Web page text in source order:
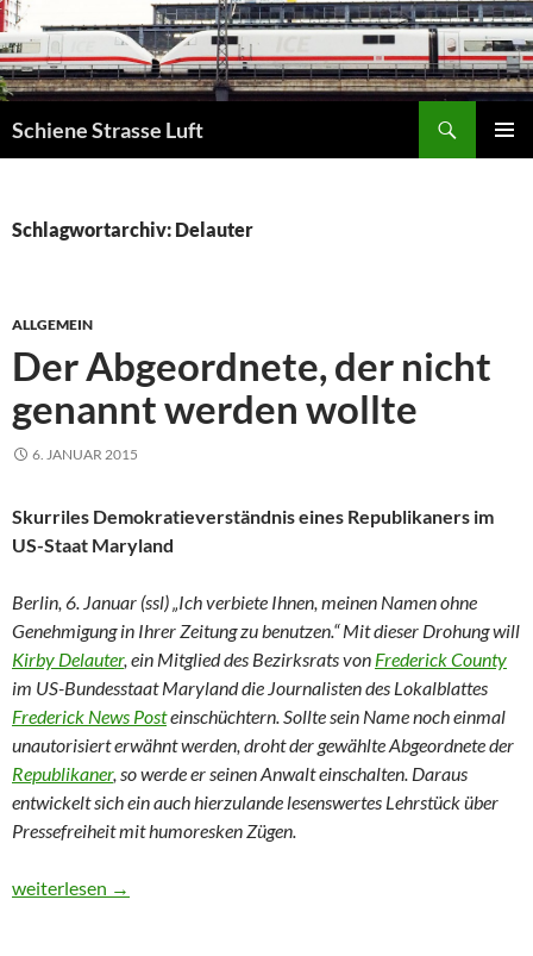
Zum
Inhalt
springen
Schiene Strasse Luft
Schlagwortarchiv: Delauter
ALLGEMEIN
Der Abgeordnete, der nicht
genannt werden wollte
6. JANUAR 2015
Skurriles Demokratieverständnis eines Republikaners im
US-Staat Maryland
Berlin, 6. Januar (ssl) „Ich verbiete Ihnen, meinen Namen ohne
Genehmigung in Ihrer Zeitung zu benutzen.“ Mit dieser Drohung will
Kirby Delauter, ein Mitglied des Bezirksrats von Frederick County
im US-Bundesstaat Maryland die Journalisten des Lokalblattes
Frederick News Posteinschüchtern. Sollte sein Name noch einmal
unautorisiert erwähnt werden, droht der gewählte Abgeordnete der
Republikaner, so werde er seinen Anwalt einschalten. Daraus
entwickelt sich ein auch hierzulande lesenswertes Lehrstück über
Pressefreiheit mit humoresken Zügen.
Der Abgeordnete, der nicht genannt werden wollte
weiterlesen →